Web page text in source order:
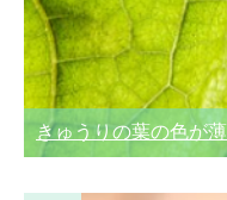
きゅうりの葉の色が